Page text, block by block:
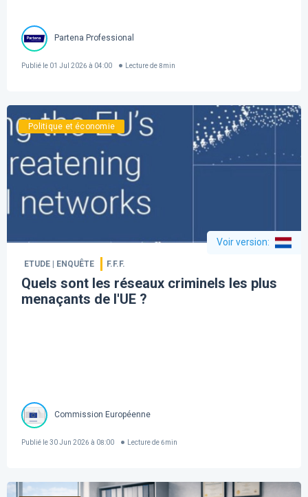
Partena Professional
Publié le 01 Jul 2026 à 04:00 Lecture de 8min
Politique et économie
Voir version:
ETUDE | ENQUÊTE F.F.F.
Quels sont les réseaux criminels les plus
menaçants de l'UE ?
Commission Européenne
Publié le30 Jun 2026 à 08:00 Lecture de 6min